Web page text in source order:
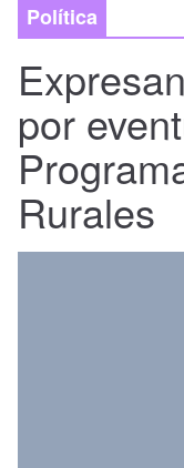
Deportes
Economía
Entrevistas
Nacional
Política
Política
por
Rurales